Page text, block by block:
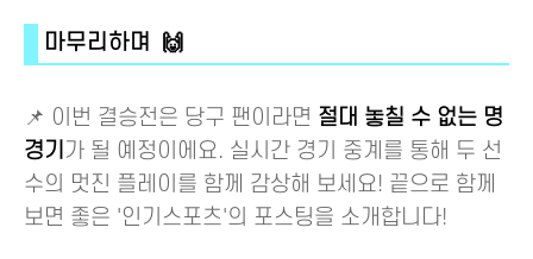
마무리하며 🙌
📌 이번 결승전은 당구 팬이라면 절대 놓칠 수 없는 명
경기 가 될 예정이에요. 실시간 경기 중계를 통해 두 선
수의 멋진 플레이를 함께 감상해 보세요! 끝으로 함께
보면 좋은 '인기스포츠'의 포스팅을 소개합니다!